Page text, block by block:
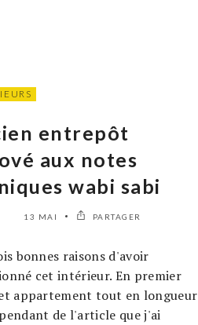
entrepôt
aux notes
wabi sabi
13 MAI PARTAGER
bonnes raisons d'avoir
cet intérieur. En premier
appartement tout en longueur
de l'article que j'ai